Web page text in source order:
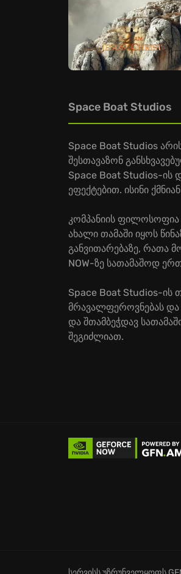
Space Boat Studios
Space Boat Studios
შესთავაზონ
Space Boat Studios-ის
ეფექტებით. ისინი
კომპანიის ფილოსოფია
ახალი თამაში იყოს
განვითარებაზე, რათა
NOW-ზე სათამაშოდ
Space Boat Studios-ის
მრავალფეროვნებას და
და შთამბეჭდავ
შეგიძლიათ.